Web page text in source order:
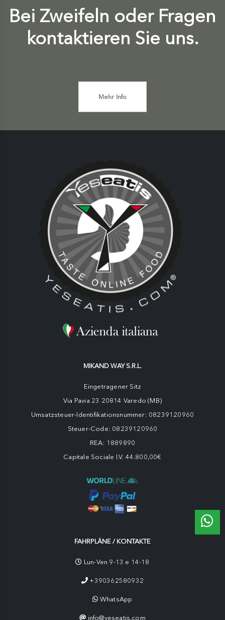
Bei Zweifeln oder Fragen
kontaktieren Sie uns.
Mehr Info
MIKAND WAY S.R.L.
Eingetragener Sitz
Via Pavia 23 20814 Varedo (MB)
Umsatzsteuer-Identifikationsnummer: 08239120960
Steuer-Code: 08239120960
REA: 1889890
Capitale Sociale I.V. 44.800,00€
FAHRPLÄNE / KONTAKTE
Lun-Ven 9-13 e 14-18
+390362580932
WhatsApp
info@yeseatis.com